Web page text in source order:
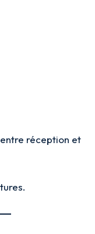
réception et